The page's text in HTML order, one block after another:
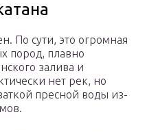
По сути, это огромная
пород, плавно
залива и
нет рек, но
пресной воды из-